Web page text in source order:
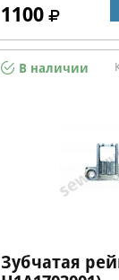
1100
Зубчатая
В наличии